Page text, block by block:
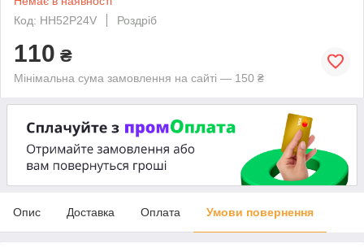
Код: HH52P24V
Роздріб
110 ₴
Мінімальна сума замовлення на сайті — 150 ₴
Опис Доставка Оплата Умови повернення